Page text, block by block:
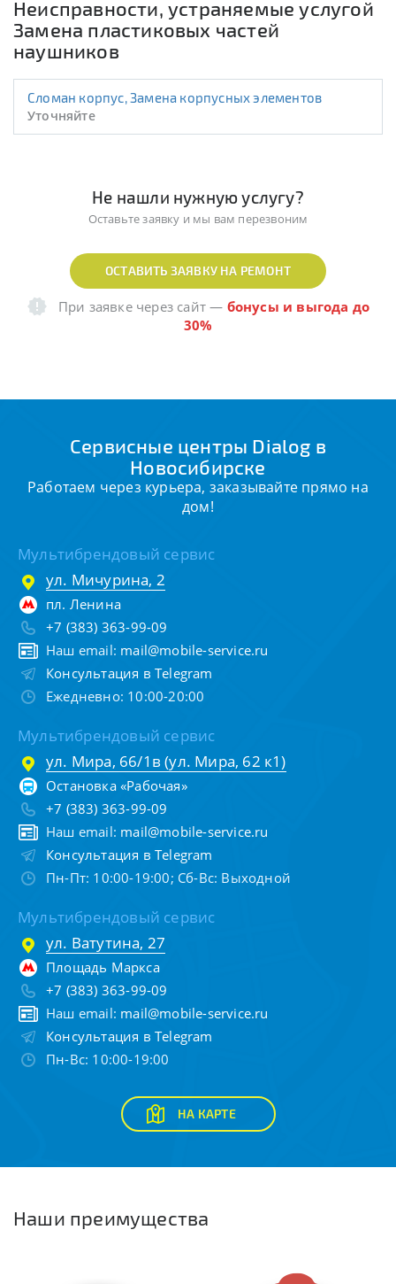
Неисправности, устраняемые услугой
Замена пластиковых частей
наушников
Сломан корпус, Замена корпусных элементов
Уточняйте
Не нашли нужную услугу?
Оставьте заявку и мы вам перезвоним
ОСТАВИТЬ ЗАЯВКУ НА РЕМОНТ
При заявке через сайт— бонусы и выгода до
30%
Сервисные центры Dialog в
Новосибирске
Работаем через курьера, заказывайте прямо на
дом!
Мультибрендовый сервис
ул. Мичурина, 2
пл. Ленина
+7 (383) 363-99-09
Наш email: mail@mobile-service.ru
Консультация в Telegram
Ежедневно: 10:00-20:00
Мультибрендовый сервис
ул. Мира, 66/1в (ул. Мира, 62 к1)
Остановка «Рабочая»
+7 (383) 363-99-09
Наш email: mail@mobile-service.ru
Консультация в Telegram
Пн-Пт: 10:00-19:00; Сб-Вс: Выходной
Мультибрендовый сервис
ул. Ватутина, 27
Площадь Маркса
+7 (383) 363-99-09
Наш email: mail@mobile-service.ru
Консультация в Telegram
Пн-Вс: 10:00-19:00
НА КАРТЕ
Наши преимущества